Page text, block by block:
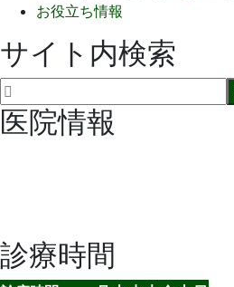
お役立ち情報
サイト内検索
医院情報
診療時間